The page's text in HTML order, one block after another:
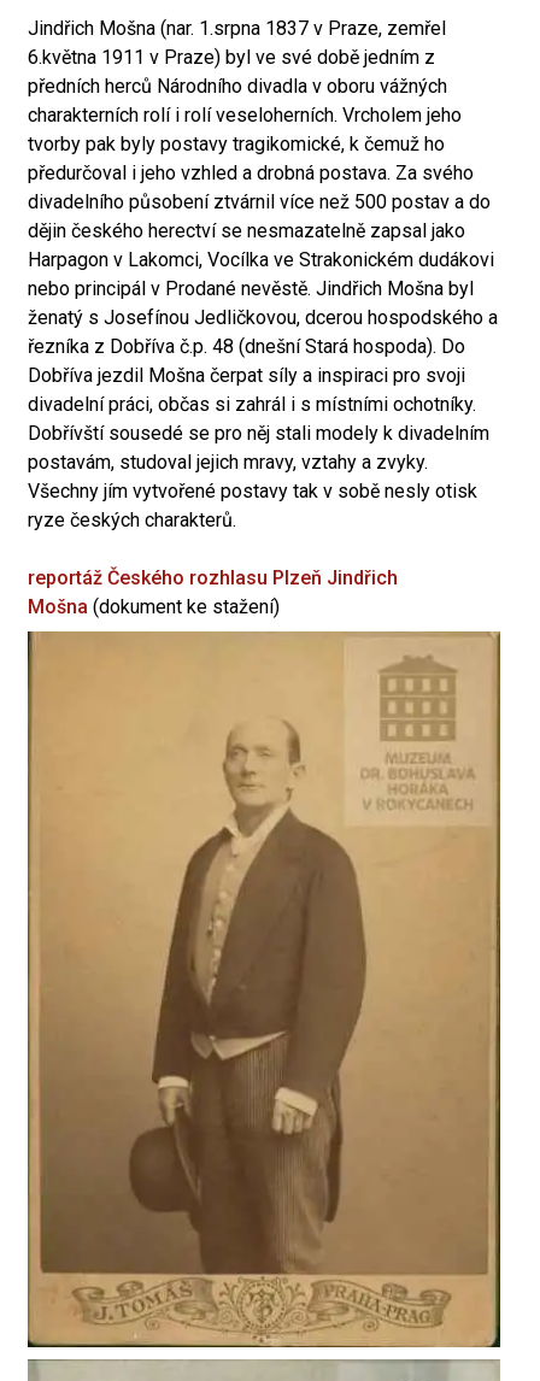
Jindřich Mošna (nar. 1.srpna 1837 v Praze, zemřel
6.května 1911 v Praze) byl ve své době jedním z
předních herců Národního divadla v oboru vážných
charakterních rolí i rolí veseloherních. Vrcholem jeho
tvorby pak byly postavy tragikomické, k čemuž ho
předurčoval i jeho vzhled a drobná postava. Za svého
divadelního působení ztvárnil více než 500 postav a do
dějin českého herectví se nesmazatelně zapsal jako
Harpagon v Lakomci, Vocílka ve Strakonickém dudákovi
nebo principál v Prodané nevěstě. Jindřich Mošna byl
ženatý s Josefínou Jedličkovou, dcerou hospodského a
řezníka z Dobříva č.p. 48 (dnešní Stará hospoda). Do
Dobříva jezdil Mošna čerpat síly a inspiraci pro svoji
divadelní práci, občas si zahrál i s místními ochotníky.
Dobřívští sousedé se pro něj stali modely k divadelním
postavám, studoval jejich mravy, vztahy a zvyky.
Všechny jím vytvořené postavy tak v sobě nesly otisk
ryze českých charakterů.
reportáž Českého rozhlasu Plzeň Jindřich
Mošna (dokument ke stažení)